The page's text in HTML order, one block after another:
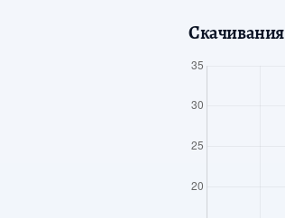
Скачивания